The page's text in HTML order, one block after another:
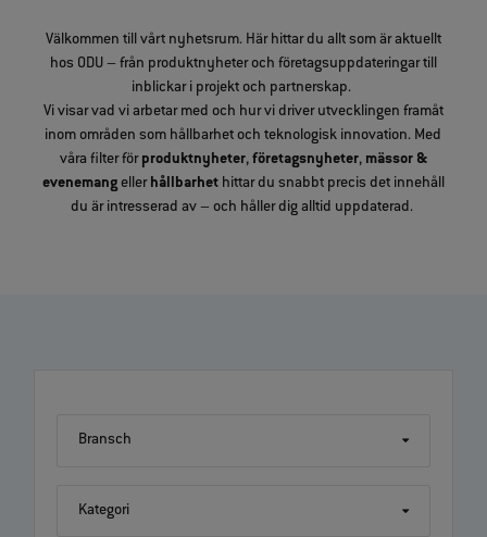
Välkommen till vårt nyhetsrum. Här hittar du allt som är aktuellt
hos ODU – från produktnyheter och företagsuppdateringar till
inblickar i projekt och partnerskap.
Vi visar vad vi arbetar med och hur vi driver utvecklingen framåt
inom områden som hållbarhet och teknologisk innovation. Med
våra filter förproduktnyheter,företagsnyheter, mässor &
evenemangellerhållbarhethittar du snabbt precis det innehåll
du är intresserad av – och håller dig alltid uppdaterad.
Bransch
Kategori